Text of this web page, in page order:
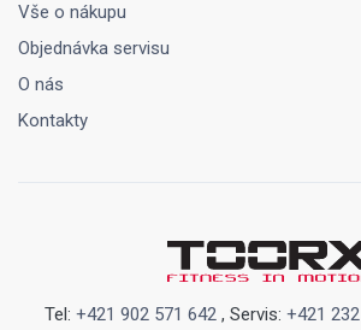
Vše o nákupu
Objednávka servisu
O nás
Kontakty
Tel: +421 902 571 642 , Servis: +421